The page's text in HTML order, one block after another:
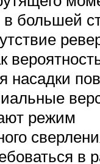
большей
насадки
режим
в